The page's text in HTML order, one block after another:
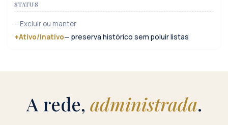
STATUS
Excluir ou manter
Ativo/Inativo— preserva histórico sem poluir listas
A rede, administrada.